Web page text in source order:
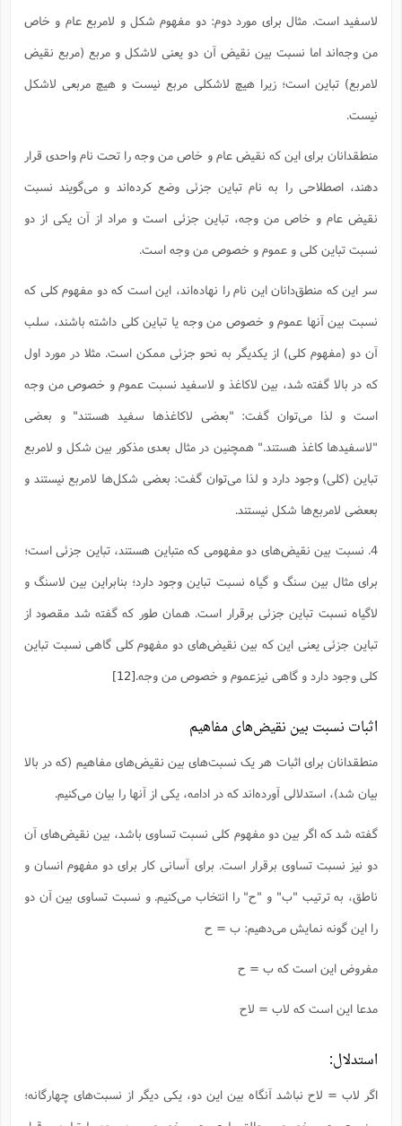
لاسفید است. مثال برای مورد دوم: دو مفهوم شکل و لامربع عام و خاص
من وجه‌اند اما نسبت بین نقیض آن دو یعنی لاشکل و مربع (مربع نقیض
لامربع) تباین است؛ زیرا هیچ لاشکلی مربع نیست و هیچ مربعی لاشکل
نیست.
منطقدانان برای این که نقیض عام و خاص من وجه را تحت نام واحدی قرار
دهند، اصطلاحی را به نام تباین جزئی وضع کرده‌اند و می‌گویند نسبت
نقیض عام و خاص من وجه، تباین جزئی است و مراد از آن یکی از دو
نسبت تباین کلی و عموم و خصوص من وجه است.
سر این که منطق‌دانان این نام را نهاده‌اند، این است که دو مفهوم کلی که
نسبت بین آنها عموم و خصوص من وجه یا تباین کلی داشته باشند، سلب
آن دو (مفهوم کلی) از یکدیگر به نحو جزئی ممکن است. مثلا در مورد اول
که در بالا گفته شد، بین لاکاغذ و لاسفید نسبت عموم و خصوص من وجه
است و لذا می‌توان گفت: "بعضی لاکاغذها سفید هستند" و بعضی
"لاسفیدها کاغذ هستند." همچنین در مثال بعدی مذکور بین شکل و لامربع
تباین (کلی) وجود دارد و لذا می‌توان گفت: بعضی شکل‌ها لامربع نیستند و
بععضی لامربع‌ها شکل نیستند.
4. نسبت بین نقیض‌های دو مفهومی که متباین هستند، تباین جزئی است؛
برای مثال بین سنگ و گیاه نسبت تباین وجود دارد؛ بنابراین بین لاسنگ و
لاگیاه نسبت تباین جزئی برقرار است. همان طور که گفته شد مقصود از
تباین جزئی یعنی این که بین نقیض‌های دو مفهوم کلی گاهی نسبت تباین
کلی وجود دارد و گاهی نیزعموم و خصوص من وجه.[12]
اثبات نسبت‌ بین نقیض‌های مفاهیم
منطقدانان برای اثبات هر یک نسبت‌های بین نقیض‌های مفاهیم (که در بالا
بیان شد)، استدلالی آورده‌‌اند که در ادامه، یکی از آنها را بیان می‌کنیم.
گفته شد که اگر بین دو مفهوم کلی نسبت تساوی باشد، بین نقیض‌های آن
دو نیز نسبت تساوی برقرار است. برای آسانی کار برای دو مفهوم انسان و
ناطق، به ترتیب "ب" و "ح" را انتخاب می‌کنیم. و نسبت تساوی بین آن دو
را این گونه نمایش می‌دهیم: ب = ح
مفروض این است که ب = ح
مدعا این است که لاب = لاح
استدلال:
اگر لاب = لاح نباشد آنگاه بین این دو، یکی دیگر از نسبت‌های چهارگانه؛